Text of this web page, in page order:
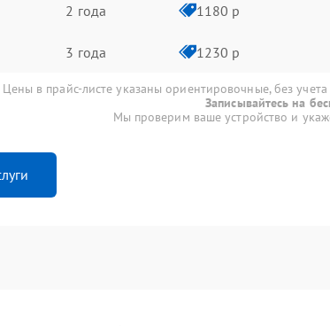
2 года 1180 р
3 года 1230 р
Цены в прайс-листе указаны ориентировочные, без учета
Записывайтесь на
Мы проверим ваше устройство и